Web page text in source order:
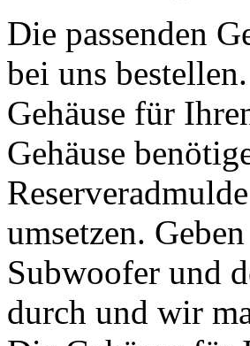
Die passenden
bei uns
Gehäuse für
Gehäuse
umsetzen.
Subwoofer und
durch und wir